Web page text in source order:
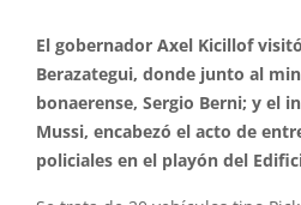
El gobernador Axel Kicillof
Berazategui, donde junto al
bonaerense, Sergio Berni; y el
Mussi, encabezó el acto de
policiales en el playón del